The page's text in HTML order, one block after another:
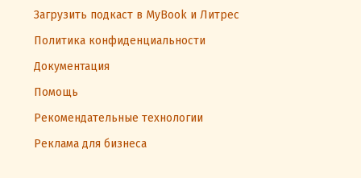
Загрузить подкаст в MyBook и Литрес
Политика конфиденциальности
Документация
Помощь
Рекомендательные технологии
Реклама для бизнеса